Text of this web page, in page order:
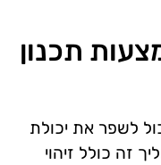
תכנון
לשפר את יכולת
זה כולל זיהוי